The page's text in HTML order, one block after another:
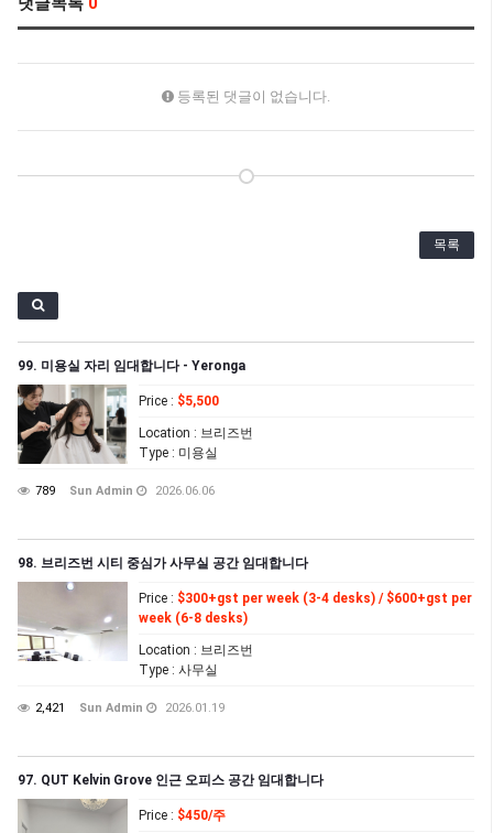
등록된 댓글이 없습니다.
목록
99. 미용실 자리 임대합니다 - Yeronga
Price : $5,500
Location : 브리즈번
Type : 미용실
789 Sun Admin 2026.06.06
98. 브리즈번 시티 중심가 사무실 공간 임대합니다
Price : $300+gst per week (3-4 desks) / $600+gst per
week (6-8 desks)
Location : 브리즈번
Type : 사무실
2,421 Sun Admin 2026.01.19
97. QUT Kelvin Grove 인근 오피스 공간 임대합니다
Price : $450/주